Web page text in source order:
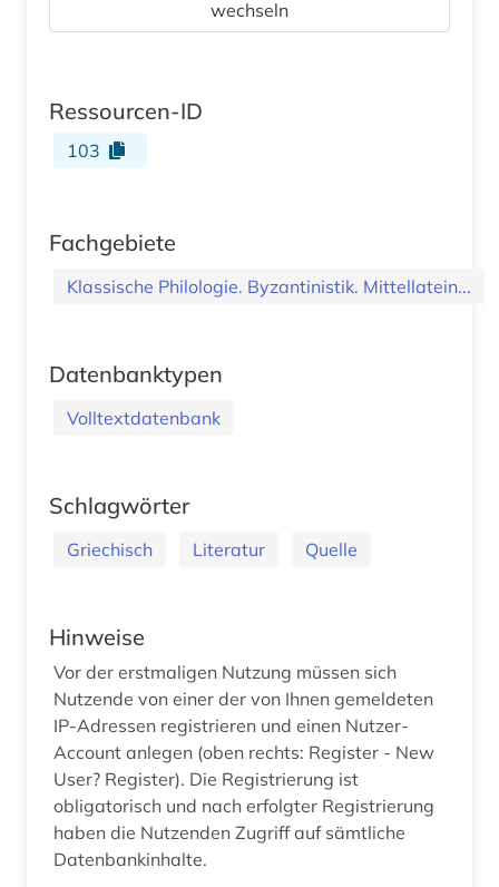
wechseln
Ressourcen-ID
103
Fachgebiete
Klassische Philologie. Byzantinistik. Mittellatein...
Datenbanktypen
Volltextdatenbank
Schlagwörter
Griechisch Literatur Quelle
Hinweise
Vor der erstmaligen Nutzung müssen sich
Nutzende von einer der von Ihnen gemeldeten
IP-Adressen registrieren und einen Nutzer-
Account anlegen (oben rechts: Register - New
User? Register). Die Registrierung ist
obligatorisch und nach erfolgter Registrierung
haben die Nutzenden Zugriff auf sämtliche
Datenbankinhalte.